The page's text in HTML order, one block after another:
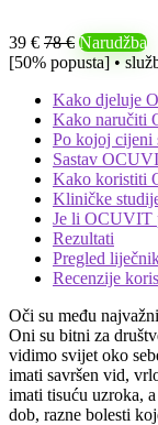
39 € 78 € Narudžba
[50% popusta] •
Kako djeluje
Kako naručiti
Po kojoj cijeni
Sastav
Kako koristiti
Kliničke
Je li OCUVIT
Rezultati
Pregled
Recenzije
Oči su među
Oni su bitni za
vidimo svijet oko
imati savršen vid,
imati tisuću uzroka,
dob, razne bolesti